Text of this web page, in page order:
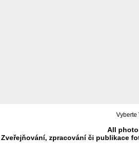
Vyberte
All
Zveřejňování, zpracování či publikace